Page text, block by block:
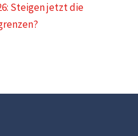
Steigen jetzt die